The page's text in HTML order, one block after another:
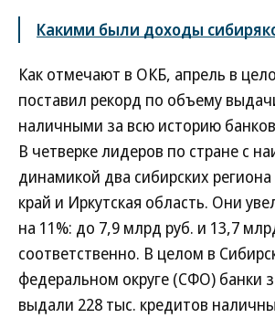
Какими были доходы
Как отмечают в ОКБ, апрель в
поставил рекорд по объему
наличными за всю историю
В четверке лидеров по стране с
динамикой два сибирских
край и Иркутская область. Они
на 11%: до 7,9 млрд руб. и 13,7
соответственно. В целом в
федеральном округе (СФО) банки
выдали 228 тыс. кредитов